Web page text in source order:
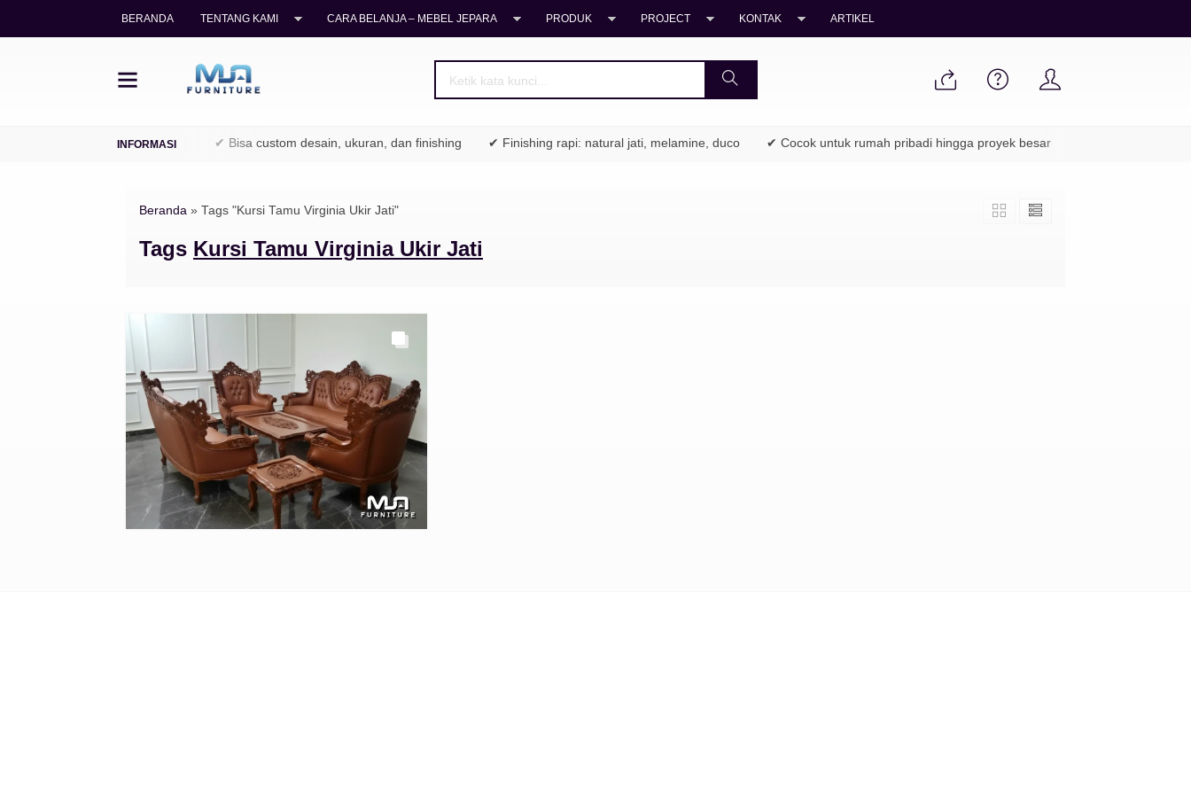
BERANDA TENTANG KAMI CARA BELANJA – MEBEL JEPARA PRODUK PROJECT KONTAK ARTIKEL
jati legal (TPK / Perhutani) ✔ Bisa custom desain, ukuran, dan finishing ✔ Finishing rapi: natural jati, melamine, duco ✔ Cocok untuk rumah pribadi hingga proyek besar
Beranda » Tags "Kursi Tamu Virginia Ukir Jati"
Tags Kursi Tamu Virginia Ukir Jati